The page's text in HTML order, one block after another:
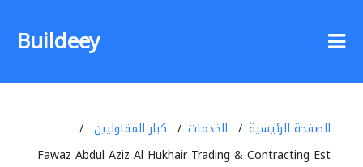
Buildeey
الصفحة الرئيسية الخدمات
كبار المقاوليين
Fawaz Abdul Aziz Al Hukhair Trading & Contracting Est